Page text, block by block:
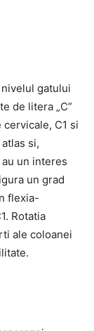
gatului
de litera „C”
C1 si
si,
un interes
un grad
flexia-
Rotatia
ale coloanei